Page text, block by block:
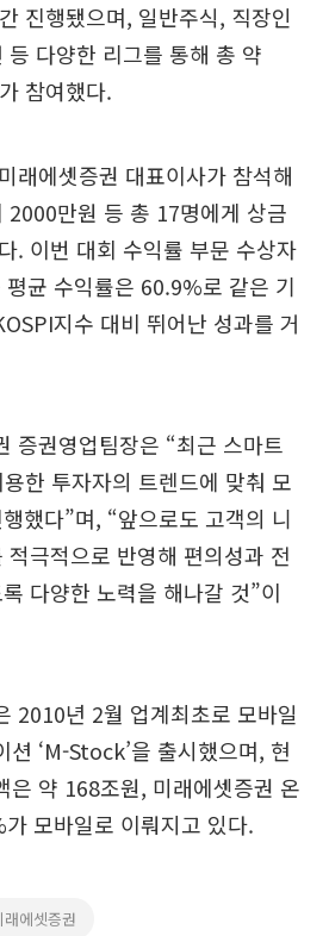
진행됐으며, 일반주식, 직장인
등 다양한 리그를 통해 총 약
참여했다.
래에셋증권 대표이사가 참석해
2000만원 등 총 17명에게 상금
. 이번 대회 수익률 부문 수상자
균 수익률은 60.9%로 같은 기
지수 대비 뛰어난 성과를 거
증권영업팀장은 “최근 스마트
한 투자자의 트렌드에 맞춰 모
했다”며, “앞으로도 고객의 니
극적으로 반영해 편의성과 전
다양한 노력을 해나갈 것”이
2010년 2월 업계최초로 모바일
션 ‘M-Stock’을 출시했으며, 현
은 약 168조원, 미래에셋증권 온
모바일로 이뤄지고 있다.
래에셋증권